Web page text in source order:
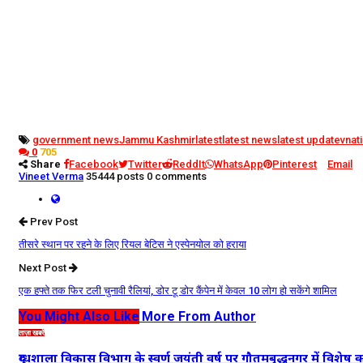
government newsJammu Kashmir latest latest news latest update
0 705
Share
Facebook Twitter ReddIt WhatsApp Pinterest
Email
Vineet Verma 35444 posts 0 comments
Prev Post
तीसरे स्थान पर रहने के लिए रियल बेटिस ने एस्पेनयोल को हराया
Next Post
एक हफ्ते तक फिर टली चुनावी रैलियां, डोर टू डोर कैंपेन में केवल 10 लोग हो सकेंगे शामिल
You Might Also Like More From Author
ताज़ा खबरें
दुग्धशाला विकास विभाग के स्वर्ण जयंती वर्ष पर गौतमबुद्धनगर में विशेष